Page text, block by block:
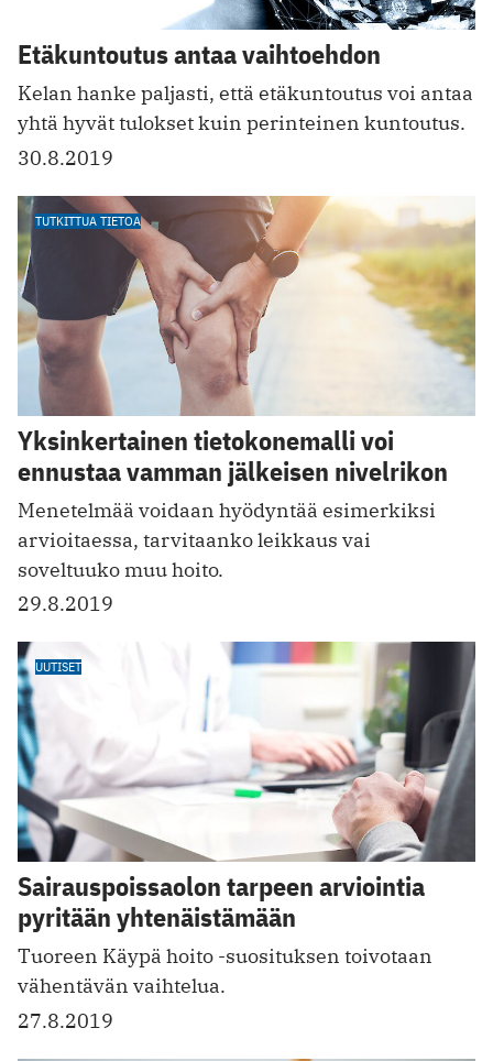
Etäkuntoutus antaa vaihtoehdon
Kelan hanke paljasti, että ­etäkuntoutus voi antaa
yhtä hyvät tulokset kuin perinteinen kuntoutus.
30.8.2019
TUTKITTUA TIETOA
Yksinkertainen tietokonemalli voi
ennustaa vamman jälkeisen nivelrikon
Menetelmää voidaan hyödyntää esimerkiksi
arvioitaessa, tarvitaanko leikkaus vai
soveltuuko muu hoito.
29.8.2019
UUTISET
Sairauspoissaolon tarpeen arviointia
pyritään yhtenäistämään
Tuoreen Käypä hoito -suosituksen toivotaan
vähentävän vaihtelua.
27.8.2019